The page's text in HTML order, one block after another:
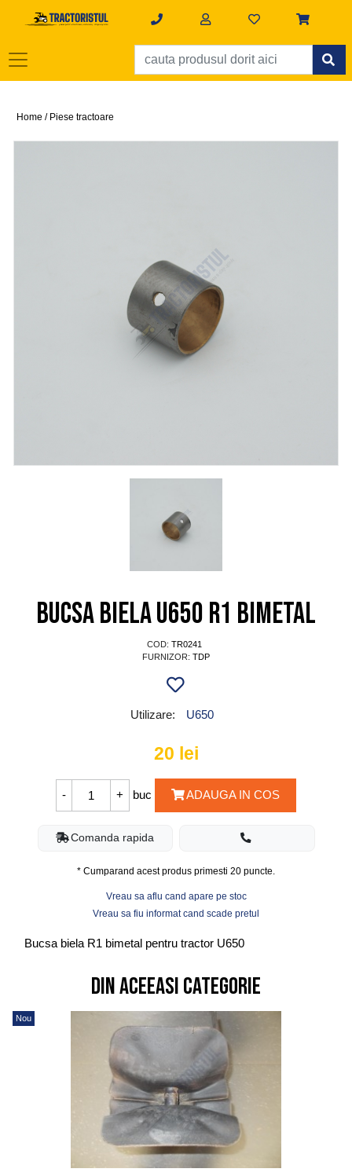
Home / Piese tractoare
Bucsa biela U650 R1 bimetal
COD: TR0241
FURNIZOR: TDP
Utilizare: U650
20 lei
buc ADAUGA IN COS
Comanda rapida
* Cumparand acest produs primesti 20 puncte.
Vreau sa aflu cand apare pe stoc
Vreau sa fiu informat cand scade pretul
Bucsa biela R1 bimetal pentru tractor U650
Din aceeasi categorie
Nou